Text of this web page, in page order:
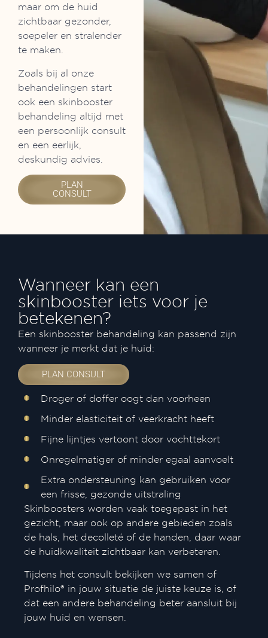
maar om de huid
zichtbaar gezonder,
soepeler en stralender
te maken.
Zoals bij al onze
behandelingen start
ook een skinbooster
behandeling altijd met
een persoonlijk consult
en een eerlijk,
deskundig advies.
PLAN
CONSULT
Wanneer kan een
skinbooster iets voor je
betekenen?
Een skinbooster behandeling kan passend zijn
wanneer je merkt dat je huid:
PLAN CONSULT
Droger of doffer oogt dan voorheen
Minder elasticiteit of veerkracht heeft
Fijne lijntjes vertoont door vochttekort
Onregelmatiger of minder egaal aanvoelt
Extra ondersteuning kan gebruiken voor
een frisse, gezonde uitstraling
Skinboosters worden vaak toegepast in het
gezicht, maar ook op andere gebieden zoals
de hals, het decolleté of de handen, daar waar
de huidkwaliteit zichtbaar kan verbeteren.
Tijdens het consult bekijken we samen of
Profhilo® in jouw situatie de juiste keuze is, of
dat een andere behandeling beter aansluit bij
jouw huid en wensen.